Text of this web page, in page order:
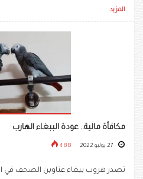
المزيد
مكافأة مالية.. عودة الببغاء الهارب
488
تصدر هروب ببغاء عناوين الصحف في